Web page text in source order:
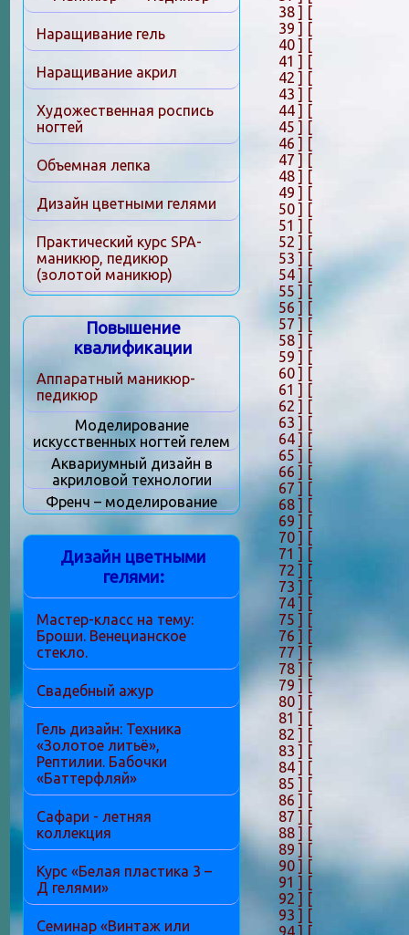
38 ] [
39 ] [
40 ] [
41 ] [
42 ] [
43 ] [
44 ] [
45 ] [
46 ] [
47 ] [
48 ] [
49 ] [
50 ] [
51 ] [
52 ] [
53 ] [
54 ] [
55 ] [
56 ] [
57 ] [
58 ] [
59 ] [
60 ] [
61 ] [
62 ] [
63 ] [
64 ] [
65 ][
66 ] [
67 ] [
68 ] [
69 ] [
70 ] [
71 ] [
72 ] [
73 ] [
74 ] [
75 ] [
76 ] [
77 ][
78 ] [
79 ] [
80 ] [
81 ] [
82 ] [
83 ] [
84 ] [
85 ] [
86 ] [
87 ] [
88 ] [
89 ] [
90 ] [
91 ] [
92 ] [
93 ] [
94 ] [
Наращивание гель
Наращивание акрил
Художественная роспись
ногтей
Объемная лепка
Дизайн цветными гелями
Практический курс SPA-
маникюр, педикюр
(золотой маникюр)
Повышение
квалификации
Аппаратный маникюр-
педикюр
Моделирование
искусственных ногтей гелем
Аквариумный дизайн в
акриловой технологии
Френч – моделирование
Дизайн цветными
гелями:
Мастер-класс на тему:
Броши. Венецианское
стекло.
Свадебный ажур
Гель дизайн: Техника
«Золотое литьё»,
Рептилии. Бабочки
«Баттерфляй»
Сафари - летняя
коллекция
Курс «Белая пластика 3 –
Д гелями»
Семинар «Винтаж или